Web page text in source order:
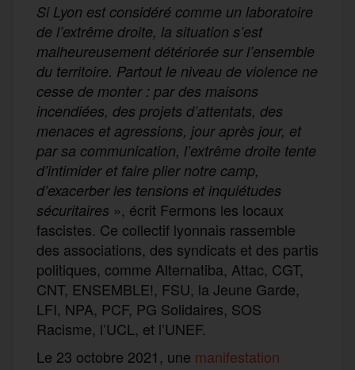
Si Lyon est considéré comme un laboratoire
de l’extrême droite, la situation s’est
malheureusement détériorée sur l’ensemble
du territoire. Partout le niveau de violence ne
cesse de monter : par des maisons
incendiées, des projets d’attentats, des
menaces et agressions, jour après jour, et
par sa communication, l’extrême droite tente
d’intimider et faire plier notre camp,
d’exacerber les tensions et inquiétudes
sécuritaires », écrit Fermons les locaux
fascistes. Ce collectif lyonnais rassemble
des associations, des syndicats et des partis
politiques, comme Alternatiba, Attac, CGT,
CNT, ENSEMBLE!, FSU, la Jeune Garde,
LFI, NPA, PCF, PG Solidaires, SOS
Racisme, l’UCL, et l’UNEF.
Le 23 octobre 2021, une manifestation